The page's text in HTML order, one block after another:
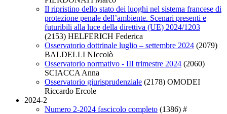
Il ripristino dello stato dei luoghi nel sistema francese di
protezione penale dell’ambiente. Scenari presenti e
futuribili alla luce della direttiva (UE) 2024/1203
(2153) HELFERICH Federica
Osservatorio dottrinale luglio – settembre 2024 (2079)
BALDELLI NIccolò
Osservatorio normativo - III trimestre 2024 (2060)
SCIACCA Anna
Osservatorio giurisprudenziale (2178) OMODEI
Riccardo Ercole
2024-2
Numero 2-2024 fascicolo completo (1386) #